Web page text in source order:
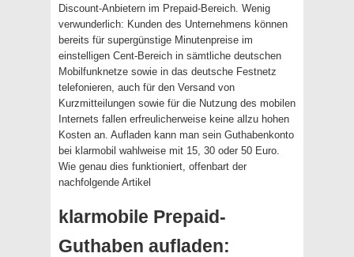
Discount-Anbietern im Prepaid-Bereich. Wenig
verwunderlich: Kunden des Unternehmens können
bereits für supergünstige Minutenpreise im
einstelligen Cent-Bereich in sämtliche deutschen
Mobilfunknetze sowie in das deutsche Festnetz
telefonieren, auch für den Versand von
Kurzmitteilungen sowie für die Nutzung des mobilen
Internets fallen erfreulicherweise keine allzu hohen
Kosten an. Aufladen kann man sein Guthabenkonto
bei klarmobil wahlweise mit 15, 30 oder 50 Euro.
Wie genau dies funktioniert, offenbart der
nachfolgende Artikel
klarmobile Prepaid-
Guthaben aufladen: